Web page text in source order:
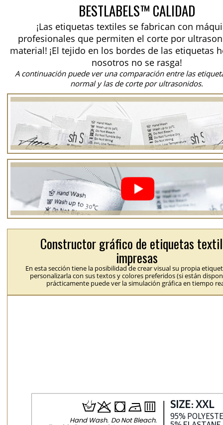
BESTLABELS™ CALIDAD
¡Las etiquetas textiles se fabrican con
profesionales que permiten el corte por
material! ¡El tejido en los bordes de las etiquetas
nosotros no se rasga!
A continuación puede ver una comparación entre las
normal y las de corte por ultrasonidos.
Constructor gráfico de etiquetas
impresas
En esta sección tiene la posibilidad de crear visual su propia
personalizarla con sus textos y colores preferidos (si están
prácticamente puede ver la simulación gráfica en tiempo
Hand Wash Do Not Bleach
Hp j Nb